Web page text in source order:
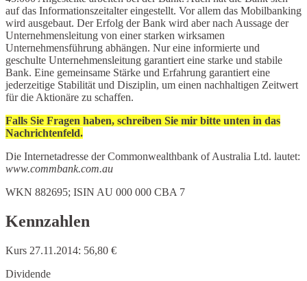
auf das Informationszeitalter eingestellt. Vor allem das Mobilbanking
wird ausgebaut. Der Erfolg der Bank wird aber nach Aussage der
Unternehmensleitung von einer starken wirksamen
Unternehmensführung abhängen. Nur eine informierte und
geschulte Unternehmensleitung garantiert eine starke und stabile
Bank. Eine gemeinsame Stärke und Erfahrung garantiert eine
jederzeitige Stabilität und Disziplin, um einen nachhaltigen Zeitwert
für die Aktionäre zu schaffen.
Falls Sie Fragen haben, schreiben Sie mir bitte unten in das
Nachrichtenfeld.
Die Internetadresse der Commonwealthbank of Australia Ltd. lautet:
www.commbank.com.au
WKN 882695; ISIN AU 000 000 CBA 7
Kennzahlen
Kurs 27.11.2014: 56,80 €
Dividende